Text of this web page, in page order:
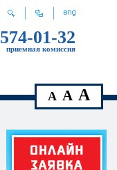
574-01-32
приемная комиссия
A A A